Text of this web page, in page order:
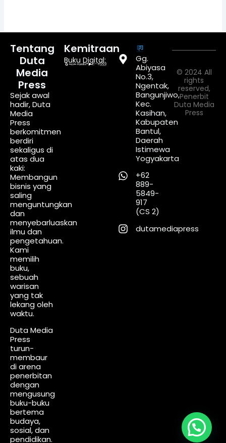
Tentang
Duta
Media
Press
Sejak awal
hadir, Duta
Media
Press
berkomitmen
berdiri
sekaligus di
atas dua
kaki:
Membangun
bisnis yang
saling
menguntungkan
dan
menyebarluaskan
ilmu dan
pengetahuan.
Kami
memilih
buku,
sebuah
warisan
yang tak
lekang oleh
waktu.
Duta Media
Press
turun-
membaur
di arena
penerbitan
dengan
mengusung
buku-buku
bertema
budaya,
sosial, dan
pendidikan.
Kemitraan
Buku Digital:
Gg.
Abiyasa
No.3,
Ngentak,
Bangunjiwo,
Kec.
Kasihan,
Kabupaten
Bantul,
Daerah
Istimewa
Yogyakarta
+62
889-
5849-
917
(CS 2)
dutamediapress
© 2024 All
rights
reserved,
Penerbit
Duta Media
Press